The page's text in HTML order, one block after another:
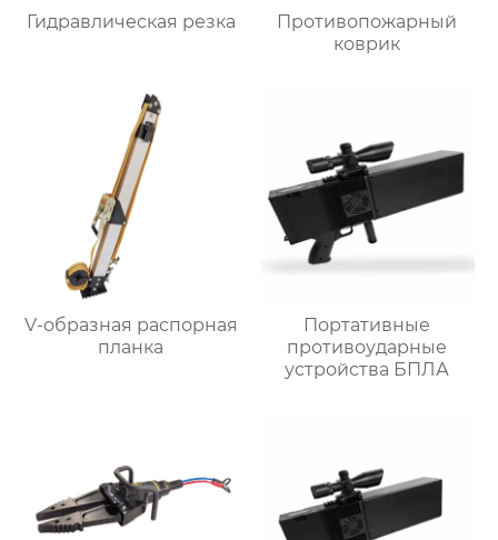
Гидравлическая резка
Противопожарный
коврик
V-образная распорная
планка
Портативные
противоударные
устройства БПЛА